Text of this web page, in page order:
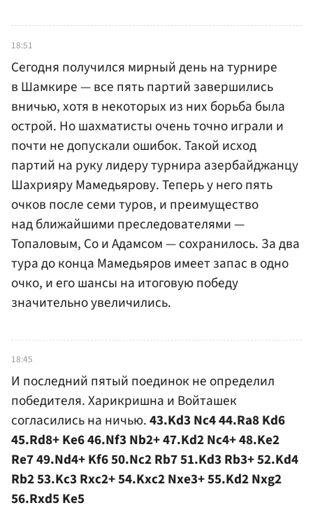
18:51
Сегодня получился мирный день на турнире
в Шамкире — все пять партий завершились
вничью, хотя в некоторых из них борьба была
острой. Но шахматисты очень точно играли и
почти не допускали ошибок. Такой исход
партий на руку лидеру турнира азербайджанцу
Шахрияру Мамедьярову. Теперь у него пять
очков после семи туров, и преимущество
над ближайшими преследователями —
Топаловым, Со и Адамсом — сохранилось. За два
тура до конца Мамедьяров имеет запас в одно
очко, и его шансы на итоговую победу
значительно увеличились.
18:45
И последний пятый поединок не определил
победителя. Харикришна и Войташек
согласились на ничью.43.Kd3 Nc4 44.Ra8 Kd6
45.Rd8+ Ke6 46.Nf3 Nb2+ 47.Kd2 Nc4+ 48.Ke2
Re7 49.Nd4+ Kf6 50.Nc2 Rb7 51.Kd3 Rb3+ 52.Kd4
Rb2 53.Kc3 Rxc2+ 54.Kxc2 Nxe3+ 55.Kd2 Nxg2
56.Rxd5 Ke5